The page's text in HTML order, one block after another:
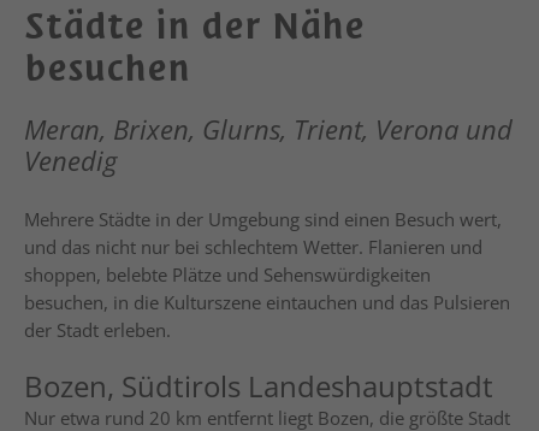
Städte in der Nähe
besuchen
Meran, Brixen, Glurns, Trient, Verona und
Venedig
Mehrere Städte in der Umgebung sind einen Besuch wert,
und das nicht nur bei schlechtem Wetter. Flanieren und
shoppen, belebte Plätze und Sehenswürdigkeiten
besuchen, in die Kulturszene eintauchen und das Pulsieren
der Stadt erleben.
Bozen, Südtirols Landeshauptstadt
Nur etwa rund 20 km entfernt liegt Bozen, die größte Stadt